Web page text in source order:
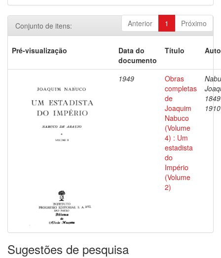
Anterior 1 Próximo
Conjunto de itens:
Pré-visualização
Data do
documento
Título
1949
Obras
completas
de
Joaquim
Nabuco
(Volume
4) : Um
estadista
do
Império
(Volume
2)
1910
Sugestões de pesquisa